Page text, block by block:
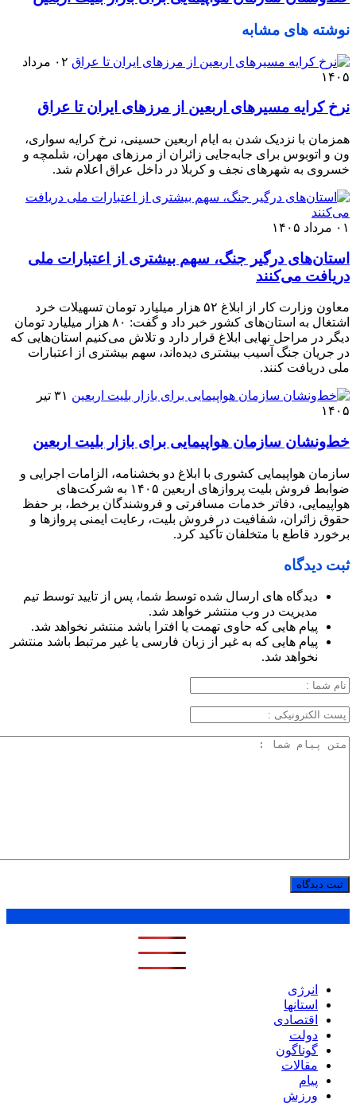
نوشته های مشابه
۰۲ مرداد
۱۴۰۵
نرخ کرایه مسیرهای اربعین از مرزهای ایران تا عراق
همزمان با نزدیک شدن به ایام اربعین حسینی، نرخ کرایه سواری،
ون و اتوبوس برای جابه‌جایی زائران از مرزهای مهران، شلمچه و
خسروی به شهرهای نجف و کربلا در داخل عراق اعلام شد.
۰۱ مرداد ۱۴۰۵
استان‌های درگیر جنگ، سهم بیشتری از اعتبارات ملی
دریافت می‌کنند
معاون وزارت کار از ابلاغ ۵۲ هزار میلیارد تومان تسهیلات خرد
اشتغال به استان‌های کشور خبر داد و گفت: ۸۰ هزار میلیارد تومان
دیگر در مراحل نهایی ابلاغ قرار دارد و تلاش می‌کنیم استان‌هایی که
در جریان جنگ آسیب بیشتری دیده‌اند، سهم بیشتری از اعتبارات
ملی دریافت کنند.
۳۱ تیر
۱۴۰۵
خط‌ونشان سازمان هواپیمایی برای بازار بلیت اربعین
سازمان هواپیمایی کشوری با ابلاغ دو بخشنامه، الزامات اجرایی و
ضوابط فروش بلیت پروازهای اربعین ۱۴۰۵ به شرکت‌های
هواپیمایی، دفاتر خدمات مسافرتی و فروشندگان برخط، بر حفظ
حقوق زائران، شفافیت در فروش بلیت، رعایت ایمنی پروازها و
برخورد قاطع با متخلفان تأکید کرد.
ثبت دیدگاه
دیدگاه های ارسال شده توسط شما، پس از تایید توسط تیم
مدیریت در وب منتشر خواهد شد.
پیام هایی که حاوی تهمت یا افترا باشد منتشر نخواهد شد.
پیام هایی که به غیر از زبان فارسی یا غیر مرتبط باشد منتشر
نخواهد شد.
انرژی
استانها
اقتصادی
دولت
گوناگون
مقالات
پیام
ورزش